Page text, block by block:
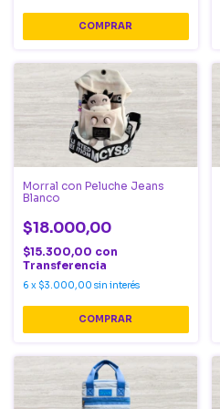
Morral con Peluche Jeans
Blanco
$18.000,00
$15.300,00 con
Transferencia
6 x $3.000,00 sin interés